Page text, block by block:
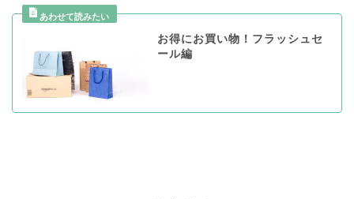
お得にお買い物！フラッシュセ
ール編